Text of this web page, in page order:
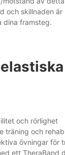
och skillnaden
dina framsteg.
och rörlighet
träning och
övningar för
ett TheraBand